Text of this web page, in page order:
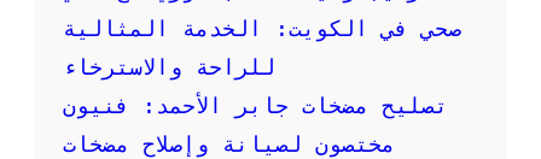
ه
م
خ
د
م
صحي في الكويت: الخدمة المثالية
للراحة والاسترخاء
تصليح مضخات جابر الأحمد: فنيون
مختصون لصيانة وإصلاح مضخات